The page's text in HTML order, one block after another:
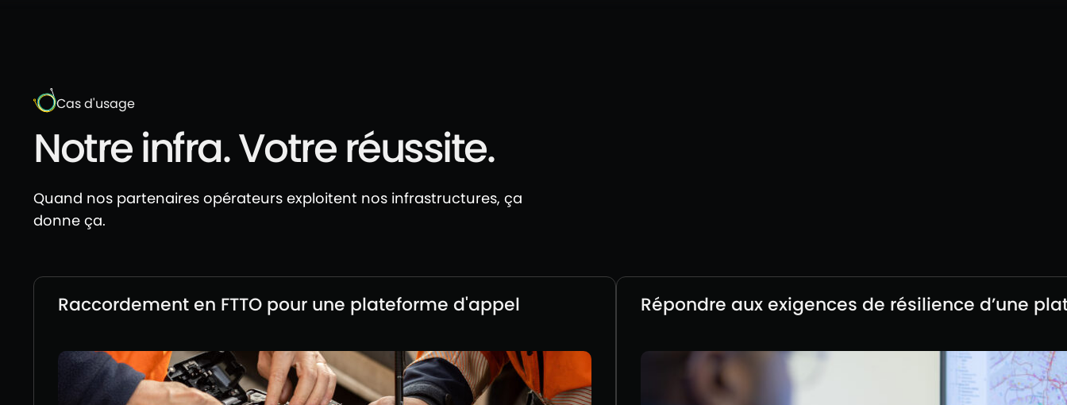
Cas d'usage
Notre infra. Votre réussite.
Quand nos partenaires opérateurs exploitent nos infrastructures, ça
donne ça.
Raccordement en FTTO pour une plateforme d'appel Répondre aux exigences de résilience d’une